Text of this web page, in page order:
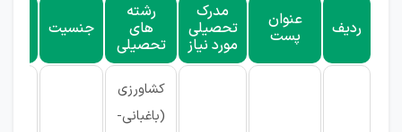
ردیف عنوان
پست
مدرک
تحصیلی
مورد نیاز
رشته
های
تحصیلی
جنسیت
کشاورزی
(باغبانی-